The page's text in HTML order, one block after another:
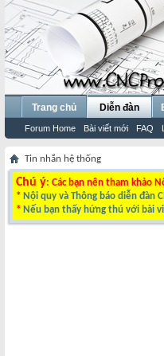
Trang chủ Diễn đàn
Forum Home Bài viết mới FAQ
Tin nhắn hệ thống
Chú ý: Các bạn nên tham khảo
* Nội quy và Thông báo diễn đàn
* Nếu bạn thấy hứng thú với bài